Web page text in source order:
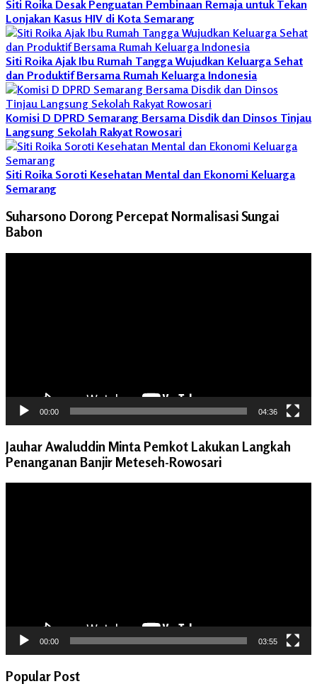
Siti Roika Desak Penguatan Pembinaan Remaja untuk Tekan
Lonjakan Kasus HIV di Kota Semarang
Siti Roika Ajak Ibu Rumah Tangga Wujudkan Keluarga Sehat
dan Produktif Bersama Rumah Keluarga Indonesia
Komisi D DPRD Semarang Bersama Disdik dan Dinsos Tinjau
Langsung Sekolah Rakyat Rowosari
Siti Roika Soroti Kesehatan Mental dan Ekonomi Keluarga
Semarang
Suharsono Dorong Percepat Normalisasi Sungai
Babon
00:00 04:36
Jauhar Awaluddin Minta Pemkot Lakukan Langkah
Penanganan Banjir Meteseh-Rowosari
00:00 03:55
Popular Post